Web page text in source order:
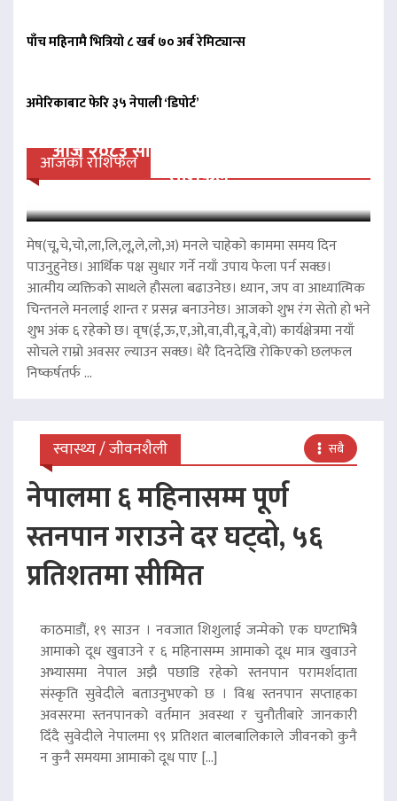
पाँच महिनामै भित्रियो ८ खर्ब ७० अर्ब रेमिट्यान्स
अमेरिकाबाट फेरि ३५ नेपाली ‘डिपोर्ट’
आजको राशिफल
आज २०८३ साल साउन २४ गते आईतवारको
राशिफल
मेष(चू,चे,चो,ला,लि,लू,ले,लो,अ) मनले चाहेको काममा समय दिन
पाउनुहुनेछ। आर्थिक पक्ष सुधार गर्ने नयाँ उपाय फेला पर्न सक्छ।
आत्मीय व्यक्तिको साथले हौसला बढाउनेछ। ध्यान, जप वा आध्यात्मिक
चिन्तनले मनलाई शान्त र प्रसन्न बनाउनेछ। आजको शुभ रंग सेतो हो भने
शुभ अंक ६ रहेको छ। वृष(ई,ऊ,ए,ओ,वा,वी,वू,वे,वो) कार्यक्षेत्रमा नयाँ
सोचले राम्रो अवसर ल्याउन सक्छ। धेरै दिनदेखि रोकिएको छलफल
निष्कर्षतर्फ ...
स्वास्थ्य / जीवनशैली सबै
नेपालमा ६ महिनासम्म पूर्ण
स्तनपान गराउने दर घट्दो, ५६
प्रतिशतमा सीमित
काठमाडौं, १९ साउन । नवजात शिशुलाई जन्मेको एक घण्टाभित्रै
आमाको दूध खुवाउने र ६ महिनासम्म आमाको दूध मात्र खुवाउने
अभ्यासमा नेपाल अझै पछाडि रहेको स्तनपान परामर्शदाता
संस्कृति सुवेदीले बताउनुभएको छ । विश्व स्तनपान सप्ताहका
अवसरमा स्तनपानको वर्तमान अवस्था र चुनौतीबारे जानकारी
दिँदै सुवेदीले नेपालमा ९९ प्रतिशत बालबालिकाले जीवनको कुनै
न कुनै समयमा आमाको दूध पाए […]